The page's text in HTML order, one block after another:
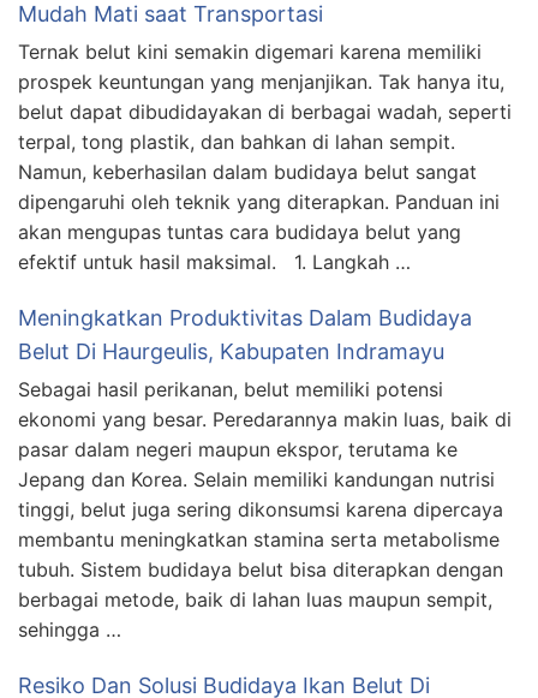
Mudah Mati saat Transportasi
Ternak belut kini semakin digemari karena memiliki
prospek keuntungan yang menjanjikan. Tak hanya itu,
belut dapat dibudidayakan di berbagai wadah, seperti
terpal, tong plastik, dan bahkan di lahan sempit.
Namun, keberhasilan dalam budidaya belut sangat
dipengaruhi oleh teknik yang diterapkan. Panduan ini
akan mengupas tuntas cara budidaya belut yang
efektif untuk hasil maksimal. 1. Langkah …
Meningkatkan Produktivitas Dalam Budidaya
Belut Di Haurgeulis, Kabupaten Indramayu
Sebagai hasil perikanan, belut memiliki potensi
ekonomi yang besar. Peredarannya makin luas, baik di
pasar dalam negeri maupun ekspor, terutama ke
Jepang dan Korea. Selain memiliki kandungan nutrisi
tinggi, belut juga sering dikonsumsi karena dipercaya
membantu meningkatkan stamina serta metabolisme
tubuh. Sistem budidaya belut bisa diterapkan dengan
berbagai metode, baik di lahan luas maupun sempit,
sehingga …
Resiko Dan Solusi Budidaya Ikan Belut Di